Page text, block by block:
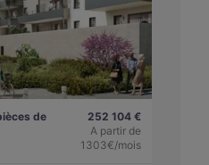
de
252 104 €
A partir de
1303€/mois